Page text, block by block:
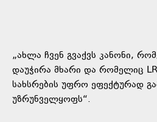
„ახლა ჩვენ გვაქვს კანონი,
დაუჭირა მხარი და რომელიც
სახსრების უფრო ეფექტურად
უზრუნველყოფს“.